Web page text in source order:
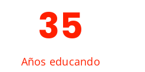
35
Años educando